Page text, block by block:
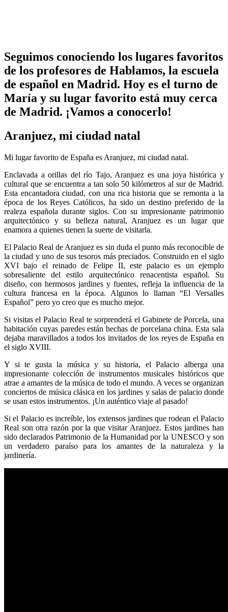
Seguimos conociendo los lugares favoritos
de los profesores de Hablamos, la escuela
de español en Madrid. Hoy es el turno de
María y su lugar favorito está muy cerca
de Madrid. ¡Vamos a conocerlo!
Aranjuez, mi ciudad natal
Mi lugar favorito de España es Aranjuez, mi ciudad natal.
Enclavada a orillas del río Tajo, Aranjuez es una joya histórica y
cultural que se encuentra a tan solo 50 kilómetros al sur de Madrid.
Esta encantadora ciudad, con una rica historia que se remonta a la
época de los Reyes Católicos, ha sido un destino preferido de la
realeza española durante siglos. Con su impresionante patrimonio
arquitectónico y su belleza natural, Aranjuez es un lugar que
enamora a quienes tienen la suerte de visitarla.
El Palacio Real de Aranjuez es sin duda el punto más reconocible de
la ciudad y uno de sus tesoros más preciados. Construido en el siglo
XVI bajo el reinado de Felipe II, este palacio es un ejemplo
sobresaliente del estilo arquitectónico renacentista español. Su
diseño, con hermosos jardines y fuentes, refleja la influencia de la
cultura francesa en la época. Algunos lo llaman “El Versalles
Español” pero yo creo que es mucho mejor.
Si visitas el Palacio Real te sorprenderá el Gabinete de Porcela, una
habitación cuyas paredes están hechas de porcelana china. Esta sala
dejaba maravillados a todos los invitados de los reyes de España en
el siglo XVIII.
Y si te gusta la música y su historia, el Palacio alberga una
impresionante colección de instrumentos musicales históricos que
atrae a amantes de la música de todo el mundo. A veces se organizan
conciertos de música clásica en los jardines y salas de palacio donde
se usan estos instrumentos. ¡Un auténtico viaje al pasado!
Si el Palacio es increíble, los extensos jardines que rodean el Palacio
Real son otra razón por la que visitar Aranjuez. Estos jardines han
sido declarados Patrimonio de la Humanidad por la UNESCO y son
un verdadero paraíso para los amantes de la naturaleza y la
jardinería.